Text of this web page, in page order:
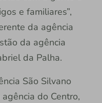
e familiares”,
da agência
da agência
da Palha.
São Silvano
do Centro,